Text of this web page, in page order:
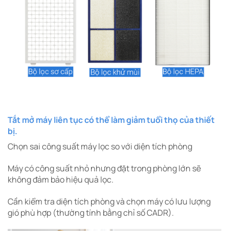
Tắt mở máy liên tục có thể làm giảm tuổi thọ của thiết
bị.
Chọn sai công suất máy lọc so với diện tích phòng
Máy có công suất nhỏ nhưng đặt trong phòng lớn sẽ
không đảm bảo hiệu quả lọc.
Cần kiểm tra diện tích phòng và chọn máy có lưu lượng
gió phù hợp (thường tính bằng chỉ số CADR).